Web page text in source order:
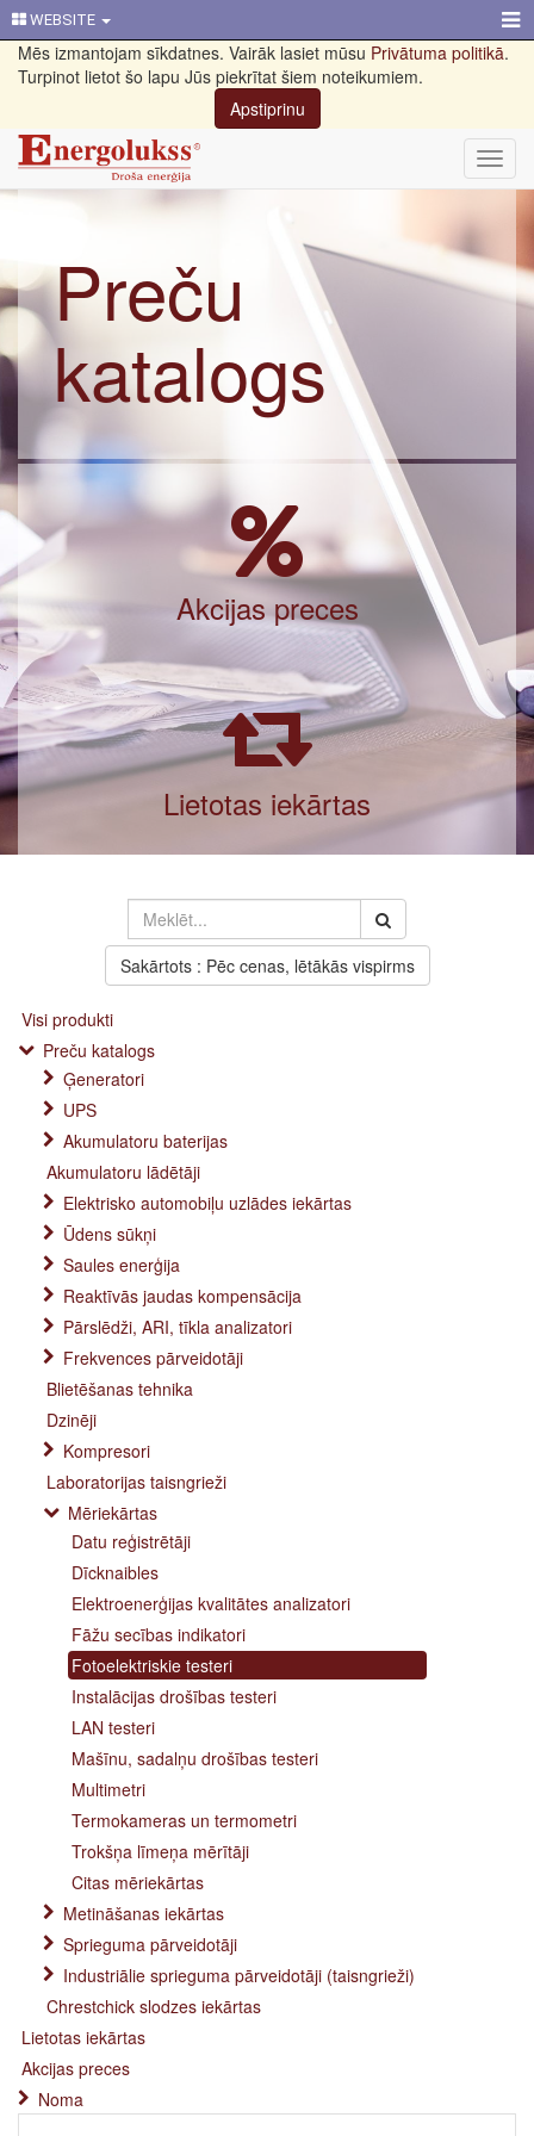
WEBSITE
Mēs izmantojam sīkdatnes. Vairāk lasiet mūsu Privātuma politikā.
Turpinot lietot šo lapu Jūs piekrītat šiem noteikumiem.
Apstiprinu
Preču
katalogs
Akcijas preces
Lietotas iekārtas
Sakārtots : Pēc cenas, lētākās vispirms
Visi produkti
Preču katalogs
Ģeneratori
UPS
Akumulatoru baterijas
Akumulatoru lādētāji
Elektrisko automobiļu uzlādes iekārtas
Ūdens sūkņi
Saules enerģija
Reaktīvās jaudas kompensācija
Pārslēdži, ARI, tīkla analizatori
Frekvences pārveidotāji
Blietēšanas tehnika
Dzinēji
Kompresori
Laboratorijas taisngrieži
Mēriekārtas
Datu reģistrētāji
Dīcknaibles
Elektroenerģijas kvalitātes analizatori
Fāžu secības indikatori
Fotoelektriskie testeri
Instalācijas drošības testeri
LAN testeri
Mašīnu, sadalņu drošības testeri
Multimetri
Termokameras un termometri
Trokšņa līmeņa mērītāji
Citas mēriekārtas
Metināšanas iekārtas
Sprieguma pārveidotāji
Industriālie sprieguma pārveidotāji (taisngrieži)
Chrestchick slodzes iekārtas
Lietotas iekārtas
Akcijas preces
Noma